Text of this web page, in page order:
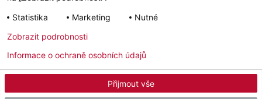
Impressum Ochrana osobních údajů Newsletter
Instagram
© 2026 - STIEBEL ELTRON GmbH & Co. KG (DE)
Statistika
Marketing Nutné
Přijmout vše
Zobrazit podrobnosti
Informace o ochraně osobních údajů